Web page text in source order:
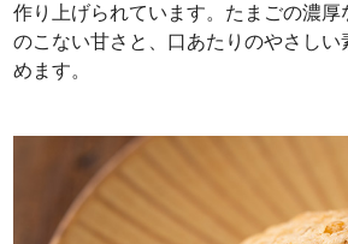
作り上げられています。たまごの濃厚
のこない甘さと、口あたりのやさしい
めます。